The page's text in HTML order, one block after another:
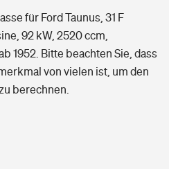
für Ford Taunus, 31 F
92 kW, 2520 ccm,
1952. Bitte beachten Sie, dass
von vielen ist, um den
berechnen.